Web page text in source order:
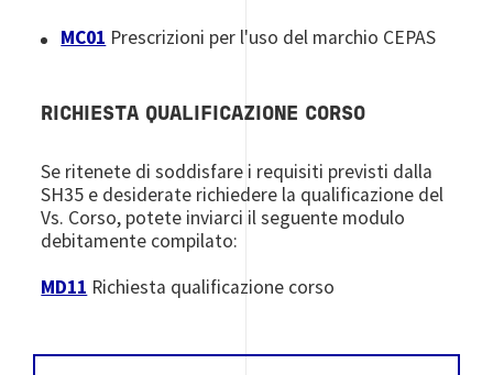
MC01 Prescrizioni per l'uso del marchio CEPAS
RICHIESTA QUALIFICAZIONE CORSO
Se ritenete di soddisfare i requisiti previsti dalla
SH35 e desiderate richiedere la qualificazione del
Vs. Corso, potete inviarci il seguente modulo
debitamente compilato:
MD11 Richiesta qualificazione corso